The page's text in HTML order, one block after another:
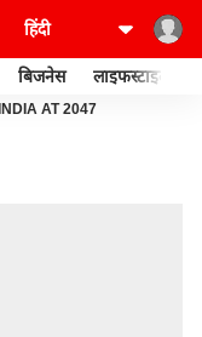
बिजनेस लाइफस्टाइल
INDIA AT 2047